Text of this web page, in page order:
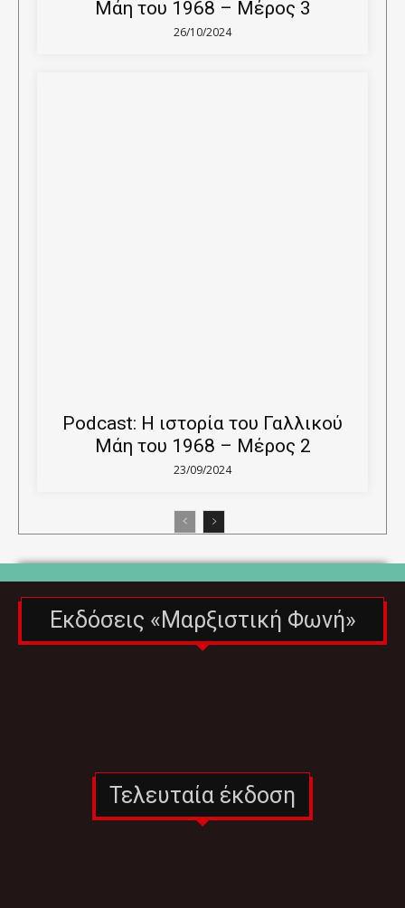
Μάη του 1968 – Μέρος 3
26/10/2024
Podcast: Η ιστορία του Γαλλικού
Μάη του 1968 – Μέρος 2
23/09/2024
Εκδόσεις «Μαρξιστική Φωνή»
Τελευταία έκδοση